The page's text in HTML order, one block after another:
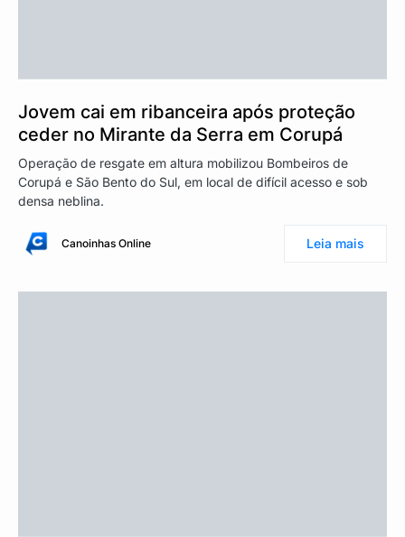
Jovem cai em ribanceira após proteção
ceder no Mirante da Serra em Corupá
Operação de resgate em altura mobilizou Bombeiros de
Corupá e São Bento do Sul, em local de difícil acesso e sob
densa neblina.
Canoinhas Online Leia mais